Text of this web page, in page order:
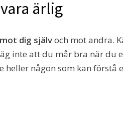
ärlig
dig självoch mot andra.
inte att du mår bra när du
heller någon som kan förstå